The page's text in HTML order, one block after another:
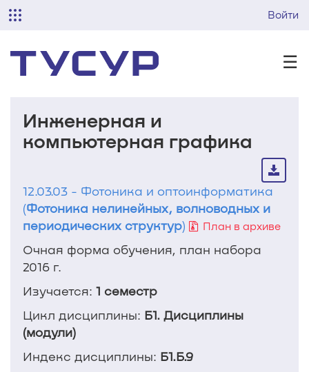
Войти
☰
Инженерная и
компьютерная графика
12.03.03 - Фотоника и оптоинформатика
(Фотоника нелинейных, волноводных и
периодических структур) План в архиве
Очная форма обучения, план набора
2016 г.
Изучается: 1 семестр
Цикл дисциплины: Б1. Дисциплины
(модули)
Индекс дисциплины: Б1.Б.9